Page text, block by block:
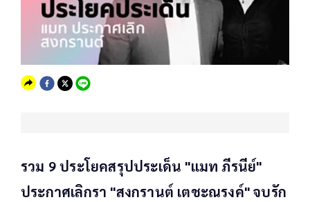
รวม 9 ประโยคสรุปประเด็น "แมท ภีรนีย์"
ประกาศเลิกรา "สงกรานต์ เตชะณรงค์" จบรัก